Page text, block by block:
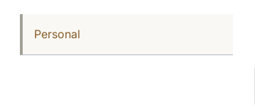
Personal